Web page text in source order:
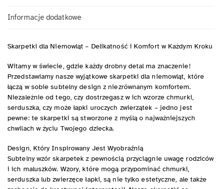
Informacje dodatkowe
Skarpetki dla Niemowląt – Delikatność i Komfort w Każdym Kroku
Witamy w świecie, gdzie każdy drobny detal ma znaczenie!
Przedstawiamy nasze wyjątkowe skarpetki dla niemowląt, które
łączą w sobie subtelny design z niezrównanym komfortem.
Niezależnie od tego, czy dostrzegasz w ich wzorze chmurki,
serduszka, czy może łapki uroczych zwierzątek – jedno jest
pewne: te skarpetki są stworzone z myślą o najważniejszych
chwilach w życiu Twojego dziecka.
Design, Który Inspirowany Jest Wyobraźnią
Subtelny wzór skarpetek z pewnością przyciągnie uwagę rodziców
i ich maluszków. Wzory, które mogą przypominać chmurki,
serduszka lub zwierzęce łapki, są nie tylko estetyczne, ale także